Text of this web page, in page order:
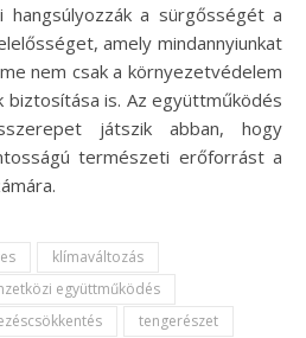
hangsúlyozzák a sürgősségét a
amely mindannyiunkat
nem csak a környezetvédelem
biztosítása is. Az együttműködés
játszik abban, hogy
természeti erőforrást a
klímaváltozás
együttműködés
tengerészet